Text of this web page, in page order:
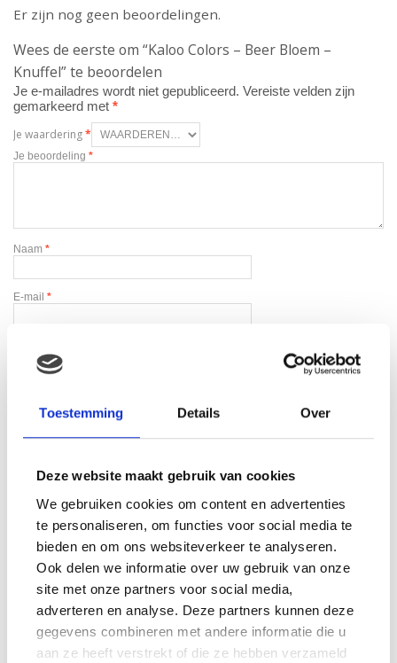
Toestemming Details Over
Deze website maakt gebruik van cookies
We gebruiken cookies om content en advertenties
te personaliseren, om functies voor social media te
bieden en om ons websiteverkeer te analyseren.
Ook delen we informatie over uw gebruik van onze
site met onze partners voor social media,
adverteren en analyse. Deze partners kunnen deze
gegevens combineren met andere informatie die u
aan ze heeft verstrekt of die ze hebben verzameld
Er zijn nog geen beoordelingen.
Wees de eerste om “Kaloo Colors – Beer Bloem –
Knuffel” te beoordelen
Je e-mailadres wordt niet gepubliceerd. Vereiste velden zijn
gemarkeerd met *
Je waardering*
Je beoordeling *
Naam *
E-mail *